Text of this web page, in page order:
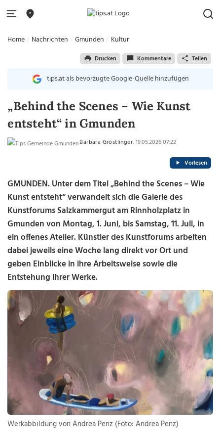
Home Nachrichten Gmunden Kultur
Drucken Kommentare Teilen
tips.at als bevorzugte Google-Quelle hinzufügen
„Behind the Scenes – Wie Kunst
entsteht“ in Gmunden
Barbara Gröstlinger, 19.05.2026 07:22
Vorlesen
GMUNDEN. Unter dem Titel „Behind the Scenes – Wie
Kunst entsteht“ verwandelt sich die Galerie des
Kunstforums Salzkammergut am Rinnholzplatz in
Gmunden von Montag, 1. Juni, bis Samstag, 11. Juli, in
ein offenes Atelier. Künstler des Kunstforums arbeiten
dabei jeweils eine Woche lang direkt vor Ort und
geben Einblicke in ihre Arbeitsweise sowie die
Entstehung ihrer Werke.
Werkabbildung von Andrea Penz (Foto: Andrea Penz)